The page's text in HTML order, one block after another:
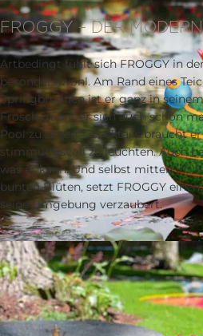
FROGGY – DER
Artbedingt fühlt sich FROGGY in
besonders wohl. Am Rand eines
Springbrunnen ist er ganz in
Frosch gönnt er sich auch schon
Pool zu sitzen – Cocktails braucht
stimmungsvoll zu leuchten. Auch
was er kann. Und selbst mitten im
bunten Blüten, setzt FROGGY
seine Umgebung verzaubert.